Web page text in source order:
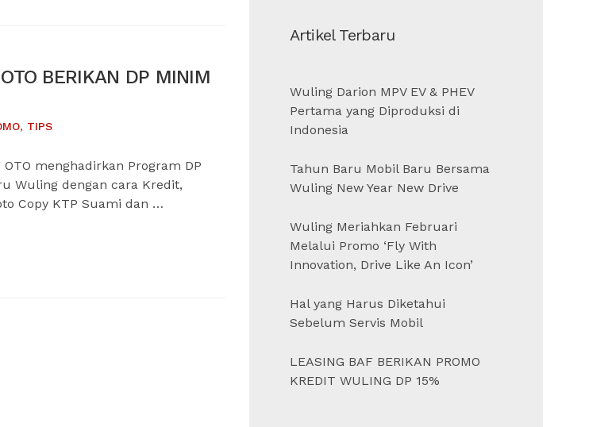
BERIKAN DP MINIM
, TIPS
menghadirkan Program DP
Wuling dengan cara Kredit,
Copy KTP Suami dan …
Artikel Terbaru
Wuling Darion MPV EV & PHEV
Pertama yang Diproduksi di
Indonesia
Tahun Baru Mobil Baru Bersama
Wuling New Year New Drive
Wuling Meriahkan Februari
Melalui Promo ‘Fly With
Innovation, Drive Like An Icon’
Hal yang Harus Diketahui
Sebelum Servis Mobil
LEASING BAF BERIKAN PROMO
KREDIT WULING DP 15%